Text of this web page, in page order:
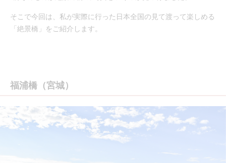
そこで今回は、私が実際に行った日本全国の見て渡って楽しめる
「絶景橋」をご紹介します。
福浦橋（宮城）